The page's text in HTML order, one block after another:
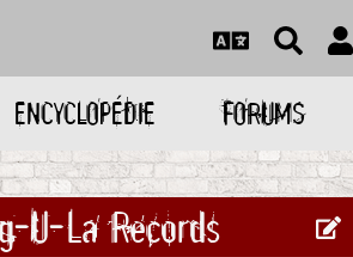
ENCYCLOPÉDIE FORUMS
U-La Records